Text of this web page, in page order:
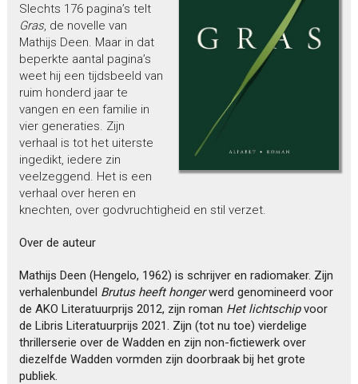
Slechts 176 pagina’s telt
Gras, de novelle van
Mathijs Deen. Maar in dat
beperkte aantal pagina’s
weet hij een tijdsbeeld van
ruim honderd jaar te
vangen en een familie in
vier generaties. Zijn
verhaal is tot het uiterste
ingedikt, iedere zin
veelzeggend. Het is een
verhaal over heren en
knechten, over godvruchtigheid en stil verzet.
Over de auteur
Mathijs Deen (Hengelo, 1962) is schrijver en radiomaker. Zijn
verhalenbundel Brutus heeft hongerwerd genomineerd voor
de AKO Literatuurprijs 2012, zijn roman Het lichtschipvoor
de Libris Literatuurprijs 2021. Zijn (tot nu toe) vierdelige
thrillerserie over de Wadden en zijn non-fictiewerk over
diezelfde Wadden vormden zijn doorbraak bij het grote
publiek.